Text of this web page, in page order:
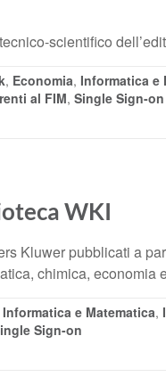
scientifico
, Economia, Informatica e
al FIM, Single Sign-on
WKI
Kluwer pubblicati a
chimica, economia
Informatica e Matematica,
Sign-on